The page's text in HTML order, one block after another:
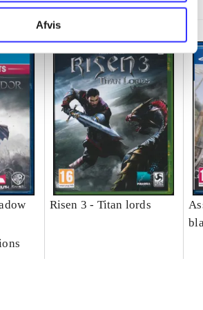
Afvis
Risen 3 - Titan lords